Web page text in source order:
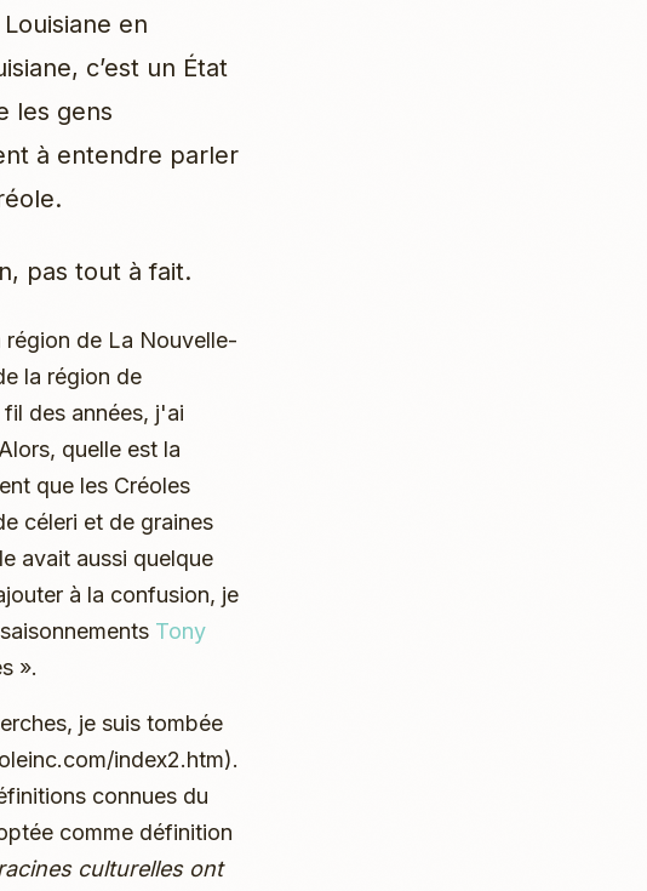
en
c’est un État
les gens
à entendre parler
pas tout à fait.
région de La Nouvelle-
la région de
des années, j'ai
quelle est la
que les Créoles
céleri et de graines
avait aussi quelque
à la confusion, je
Tony
».
je suis tombée
index2.htm).
connues du
comme définition
culturelles ont